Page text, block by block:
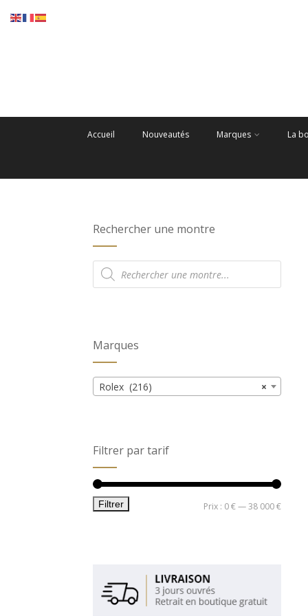
Accueil Nouveautés Marques La
Rechercher une montre
Recherche
de
produits
Marques
×
Rolex (216)
Filtrer par tarif
Prix
Prix
Filtrer Prix : 0 €—38 000 €